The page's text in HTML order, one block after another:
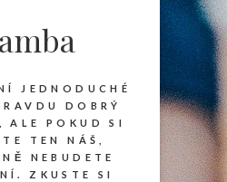
JEDNODUCHÉ
DOBRÝ
ALE POKUD SI
TEN NÁŠ,
NEBUDETE
ZKUSTE SI